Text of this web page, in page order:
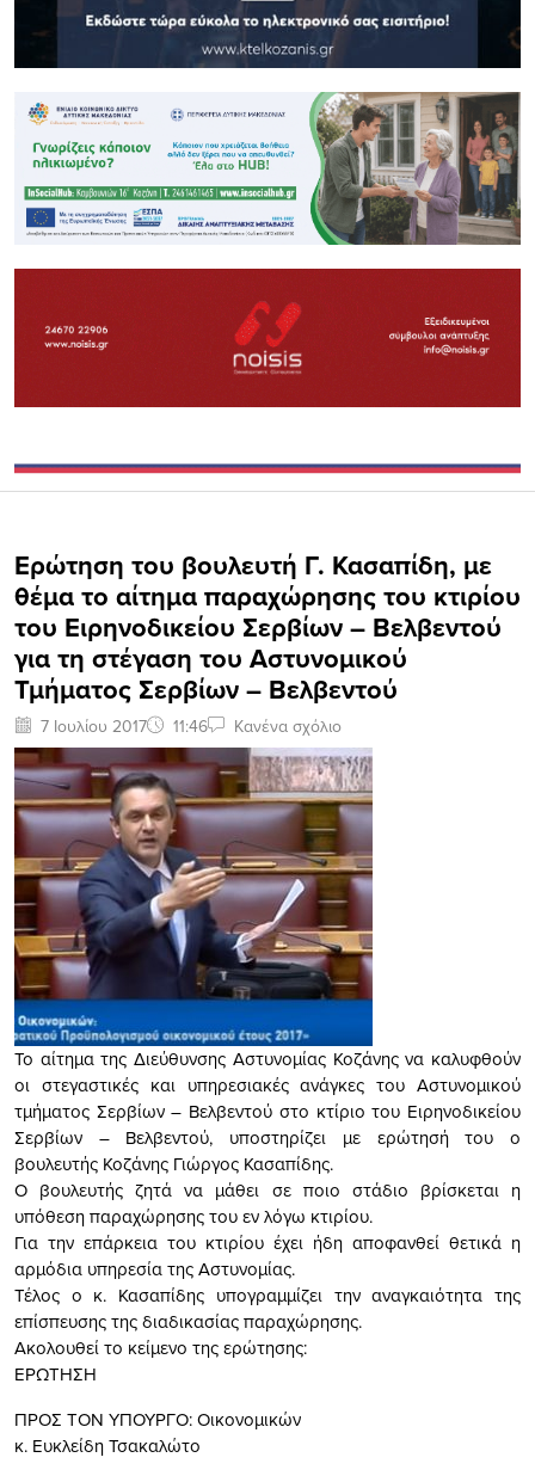
Ερώτηση του βουλευτή Γ. Κασαπίδη, με
θέμα το αίτημα παραχώρησης του κτιρίου
του Ειρηνοδικείου Σερβίων – Βελβεντού
για τη στέγαση του Αστυνομικού
Τμήματος Σερβίων – Βελβεντού
7 Ιουλίου 2017 11:46 Κανένα σχόλιο
Το αίτημα της Διεύθυνσης Αστυνομίας Κοζάνης να καλυφθούν
οι στεγαστικές και υπηρεσιακές ανάγκες του Αστυνομικού
τμήματος Σερβίων – Βελβεντού στο κτίριο του Ειρηνοδικείου
Σερβίων – Βελβεντού, υποστηρίζει με ερώτησή του ο
βουλευτής Κοζάνης Γιώργος Κασαπίδης.
Ο βουλευτής ζητά να μάθει σε ποιο στάδιο βρίσκεται η
υπόθεση παραχώρησης του εν λόγω κτιρίου.
Για την επάρκεια του κτιρίου έχει ήδη αποφανθεί θετικά η
αρμόδια υπηρεσία της Αστυνομίας.
Τέλος ο κ. Κασαπίδης υπογραμμίζει την αναγκαιότητα της
επίσπευσης της διαδικασίας παραχώρησης.
Ακολουθεί το κείμενο της ερώτησης:
ΕΡΩΤΗΣΗ
ΠΡΟΣ ΤOΝ ΥΠΟΥΡΓΟ: Οικονομικών
κ. Ευκλείδη Τσακαλώτο